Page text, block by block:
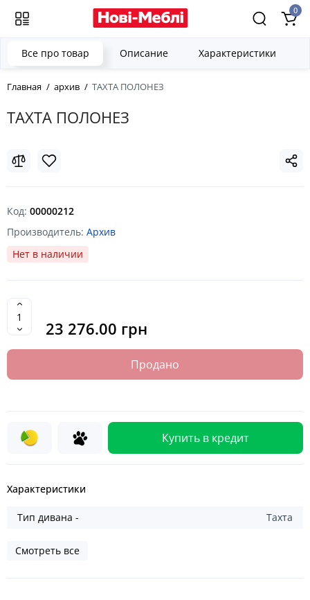
0
Главная архив ТАХТА ПОЛОНЕЗ
ТАХТА ПОЛОНЕЗ
Все про товар Описание Характеристики
Код: 00000212
Производитель: Архив
Нет в наличии
23 276.00 грн
Продано
Купить в кредит
Характеристики
Тип дивана - Тахта
Смотреть все